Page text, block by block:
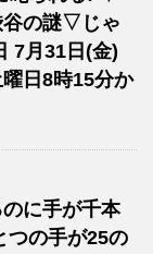
の謎▽じゃ
7月31日(金)
日8時15分か
に手が千本
つの手が25の